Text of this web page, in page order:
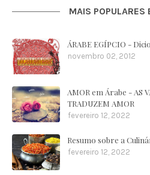
MAIS POPULARES
ÁRABE EGÍPCIO -
novembro 02, 2012
AMOR em Árabe - AS
TRADUZEM AMOR
fevereiro 12, 2022
Resumo sobre a
fevereiro 12, 2022